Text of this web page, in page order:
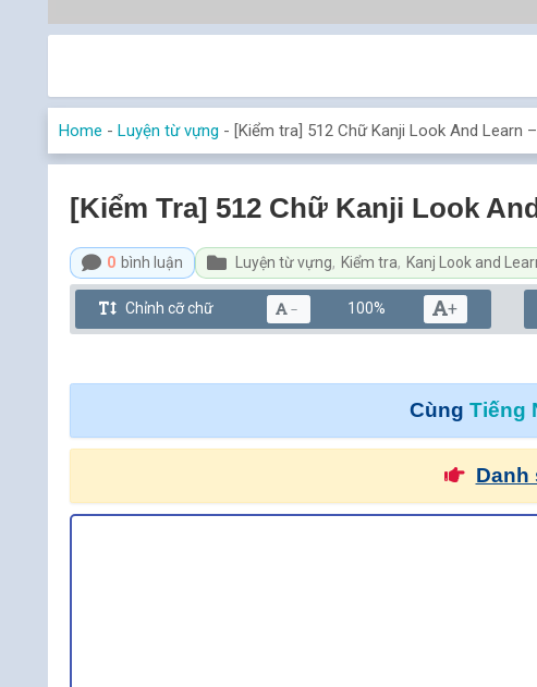
Home - Luyện từ vựng - [Kiểm tra] 512 Chữ Kanji Look And Learn
[Kiểm Tra] 512 Chữ Kanji Look
0 bình luận Luyện từ vựng, Kiểm tra, Kanj Look and
Chỉnh cỡ chữ － 100% +
Cùng Tiếng
Danh